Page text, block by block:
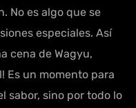
No es algo que se
especiales. Así
cena de Wagyu,
Es un momento para
sabor, sino por todo lo